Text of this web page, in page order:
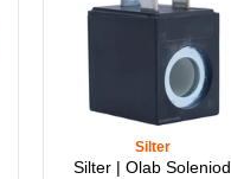
Silter
Silter | Olab Soleniod